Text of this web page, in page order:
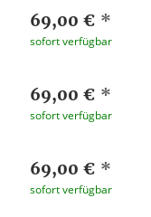
69,00 € *
sofort verfügbar
69,00 € *
sofort verfügbar
69,00 € *
sofort verfügbar